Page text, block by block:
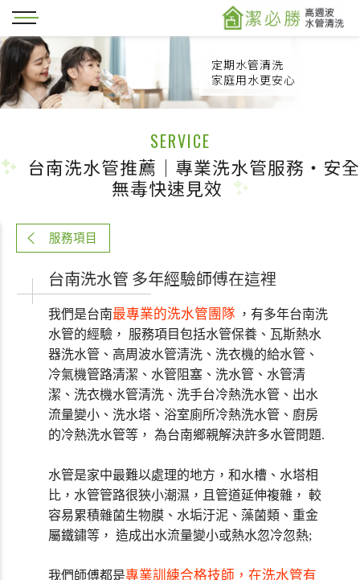
定期水管清洗
家庭用水更安心
SERVICE
台南洗水管推薦｜專業洗水管服務・安全
無毒快速見效
服務項目
台南洗水管 多年經驗師傅在這裡
我們是台南最專業的洗水管團隊 ，有多年台南洗
水管的經驗， 服務項目包括水管保養、瓦斯熱水
器洗水管、高周波水管清洗、洗衣機的給水管、
冷氣機管路清潔、水管阻塞、洗水管、水管清
潔、洗衣機水管清洗、洗手台冷熱洗水管、出水
流量變小、洗水塔、浴室廁所冷熱洗水管、廚房
的冷熱洗水管等， 為台南鄉親解決許多水管問題.
水管是家中最難以處理的地方，和水槽、水塔相
比，水管管路很狹小潮濕，且管道延伸複雜， 較
容易累積雜菌生物膜、水垢汙泥、藻菌類、重金
屬鐵鏽等， 造成出水流量變小或熱水忽冷忽熱;
我們師傅都是專業訓練合格技師，在洗水管有